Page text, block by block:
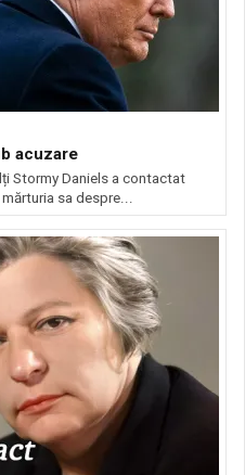
acuzare
Stormy Daniels a contactat
sa despre...